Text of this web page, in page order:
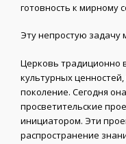
готовность к мирному
Эту непростую
Церковь традиционно
культурных
поколение. Сегодня
просветительские
инициатором. Эти
распространение